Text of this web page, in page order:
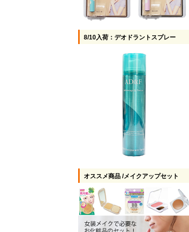
8/10入荷：デオドラントスプレー
オススメ商品 /メイクアップセット